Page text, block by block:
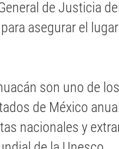
de Justicia
asegurar el
son uno de
de México
nacionales y